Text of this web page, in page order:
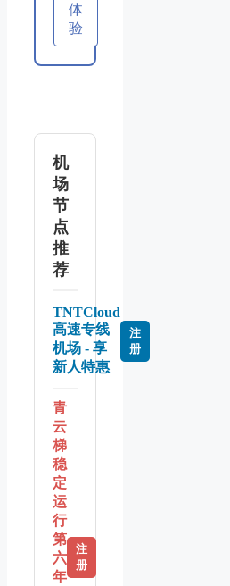
体
验
机
场
节
点
推
荐
TNTCloud
高速专线
机场 - 享
新人特惠
注
册
青
云
梯
稳
定
运
行
第
六
年
注
册